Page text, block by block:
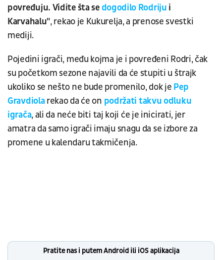
povređuju. Vidite šta sedogodilo Rodriju i
Karvahalu", rekao je Kukurelja, a prenose svestki
mediji.
Pojedini igrači, među kojma je i povređeni Rodri, čak
su početkom sezone najavili da će stupiti u štrajk
ukoliko se nešto ne bude promenilo, dok je Pep
Gravdiolarekao da će on podržati takvu odluku
igrača, ali da neće biti taj koji će je inicirati, jer
amatra da samo igrači imaju snagu da se izbore za
promene u kalendaru takmičenja.
Pratite nas i putem Android ili iOS aplikacija